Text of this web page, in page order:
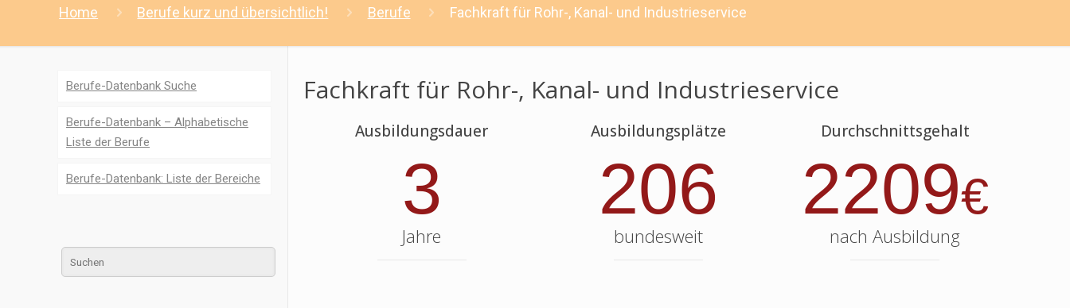
Home Berufe kurz und übersichtlich! Berufe Fachkraft für Rohr-, Kanal- und Industrieservice
Fachkraft für Rohr-, Kanal- und Industrieservice
Ausbildungsdauer
3
Jahre
Ausbildungsplätze
206
bundesweit
Durchschnittsgehalt
2209€
nach Ausbildung
Berufe-Datenbank Suche
Berufe-Datenbank – Alphabetische
Liste der Berufe
Berufe-Datenbank: Liste der Bereiche